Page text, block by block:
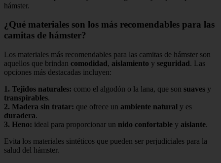
hámster.
¿Qué materiales son los más recomendables para las
camitas de hámster?
Los materiales más recomendables para las camitas de hámster son
aquellos que brindan comodidad, aislamiento y seguridad. Las
opciones más destacadas incluyen:
1. Tejidos naturales: como el algodón o la lana, que son suaves y
transpirables.
2. Madera sin tratar: que ofrece un ambiente natural y es
duradera.
3. Heno: ideal para proporcionar un nido confortable y aislante.
Evita los materiales sintéticos que pueden ser perjudiciales para la
salud del hámster.